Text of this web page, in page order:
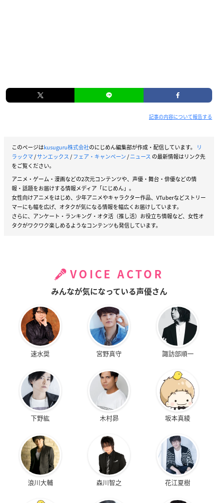
記事の内容について報告する
このページはkusuguru株式会社のにじめん編集部が作成・配信しています。
リ
ラックマ/サンエックス/フェア・キャンペーン/ニュース の最新情報はリンク先
をご覧ください。
アニメ・ゲーム・漫画などの2次元コンテンツや、声優・舞台・俳優などの情
報・話題をお届けする情報メディア「にじめん」。
女性向けアニメをはじめ、少年アニメやキャラクター作品、VTuberなどストリー
マーにも幅を広げ、オタクが気になる情報を幅広くお届けしています。
さらに、アンケート・ランキング・オタ活（推し活）お役立ち情報など、女性オ
タクがワクワク楽しめるようなコンテンツも発信しています。
VOICE ACTOR
みんなが気になっている声優さん
速水奨 宮野真守 諏訪部順一
下野紘 木村昴 坂本真綾
浪川大輔 森川智之 花江夏樹